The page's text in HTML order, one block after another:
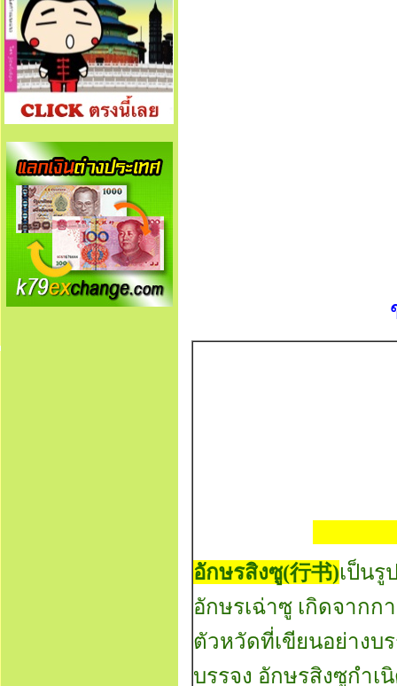
อักษรสิงซู(行书)เป็นรู
อักษรเฉ่าซู เกิดจากก
ตัวหวัดที่เขียนอย่างบ
บรรจง อักษรสิงซูกำ